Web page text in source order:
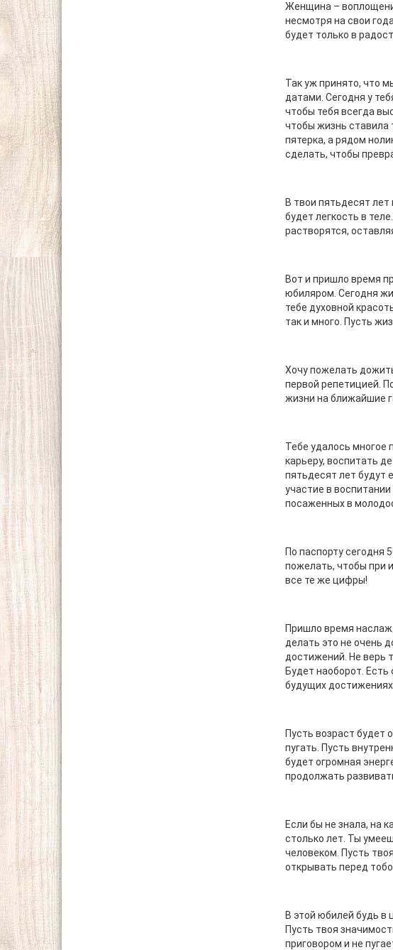
Женщина –
несмотря на свои
будет только в
Так уж принято, что
датами. Сегодня у
чтобы тебя всегда
чтобы жизнь ставила
пятерка, а рядом
сделать, чтобы
В твои пятьдесят
будет легкость в
растворятся,
Вот и пришло время
юбиляром. Сегодня
тебе духовной
так и много. Пусть
Хочу пожелать
первой репетицией.
жизни на ближайшие
Тебе удалось многое
карьеру, воспитать
пятьдесят лет будут
участие в
посаженных в
По паспорту сегодня
пожелать, чтобы при
все те же цифры!
Пришло время
делать это не очень
достижений. Не верь
Будет наоборот. Есть
будущих
Пусть возраст будет
пугать. Пусть
будет огромная
продолжать
Если бы не знала, на
столько лет. Ты
человеком. Пусть
открывать перед
В этой юбилей будь в
Пусть твоя
приговором и не